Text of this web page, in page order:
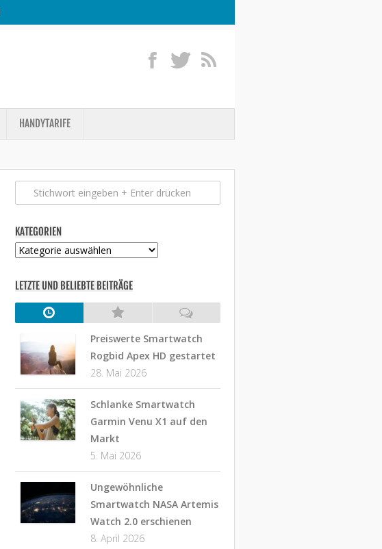
HANDYTARIFE
KATEGORIEN
Kategorien
LETZTE UND BELIEBTE BEITRÄGE
Preiswerte Smartwatch
Rogbid Apex HD gestartet
28. Mai 2026
Schlanke Smartwatch
Garmin Venu X1 auf den
Markt
5. Mai 2026
Ungewöhnliche
Smartwatch NASA Artemis
Watch 2.0 erschienen
8. April 2026